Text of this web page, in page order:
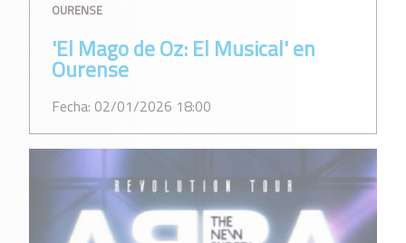
OURENSE
'El Mago de Oz: El Musical' en
Ourense
Fecha: 02/01/2026 18:00